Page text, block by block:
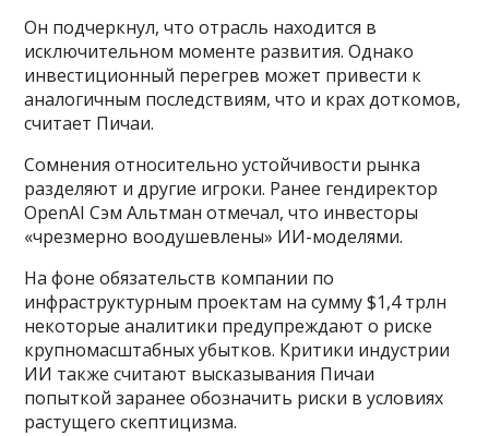
Он подчеркнул, что отрасль находится в
исключительном моменте развития. Однако
инвестиционный перегрев может привести к
аналогичным последствиям, что и крах доткомов,
считает Пичаи.
Сомнения относительно устойчивости рынка
разделяют и другие игроки. Ранее гендиректор
OpenAI Сэм Альтман отмечал, что инвесторы
«чрезмерно воодушевлены» ИИ-моделями.
На фоне обязательств компании по
инфраструктурным проектам на сумму $1,4 трлн
некоторые аналитики предупреждают о риске
крупномасштабных убытков. Критики индустрии
ИИ также считают высказывания Пичаи
попыткой заранее обозначить риски в условиях
растущего скептицизма.